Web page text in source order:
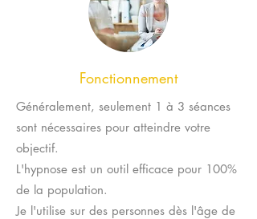
Fonctionnement
Généralement, seulement 1 à 3 séances
sont nécessaires pour atteindre votre
objectif.
L'hypnose est un outil efficace pour 100%
de la population.
Je l'utilise sur des personnes dès l'âge de